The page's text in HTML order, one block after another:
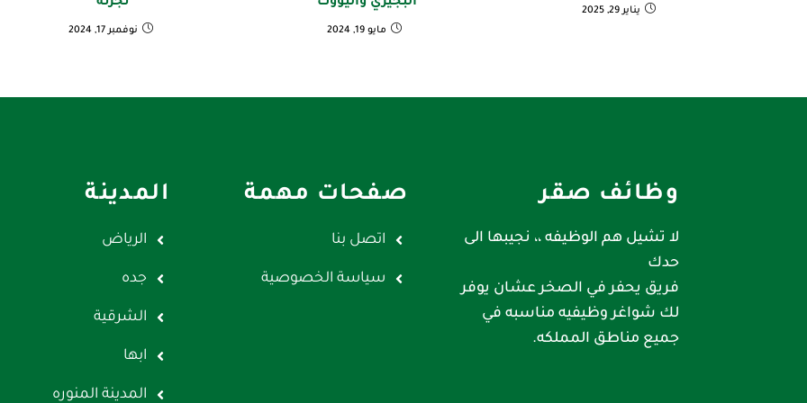
نوفمبر 17, 2024 مايو 19, 2024
يناير 29, 2025
وظائف صقر
لا تشيل هم الوظيفه ،، نجيبها الى
حدك
فريق يحفر في الصخر عشان يوفر
لك شواغر وظيفيه مناسبه في
جميع مناطق المملكه.
صفحات مهمة
اتصل بنا
سياسة الخصوصية
المدينة
الرياض
جده
الشرقية
ابها
المدينة المنوره